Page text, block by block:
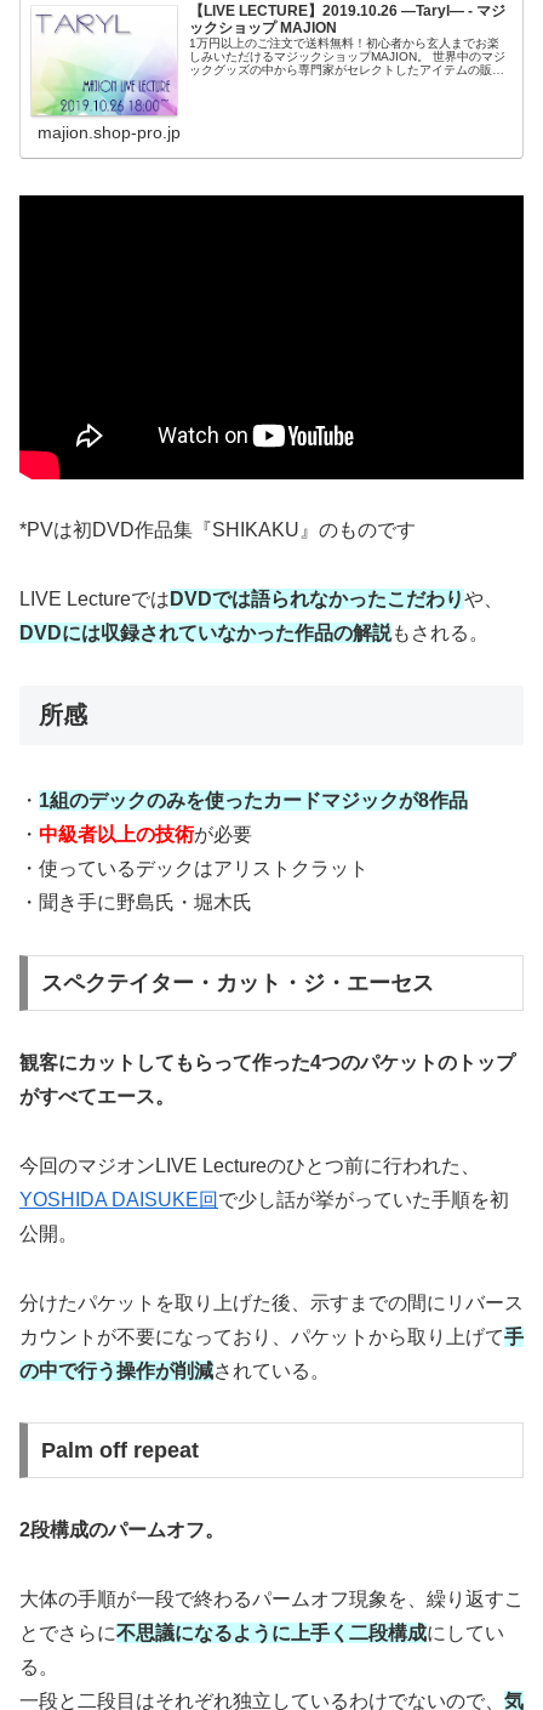
【LIVE LECTURE】2019.10.26 ―Taryl― - マジ
ックショップ MAJION
1万円以上のご注文で送料無料！初心者から玄人までお楽
しみいただけるマジックショップMAJION。 世界中のマジ
ックグッズの中から専門家がセレクトしたアイテムの販売
majion.shop-pro.jp
*PVは初DVD作品集『SHIKAKU』のものです
LIVE Lectureでは DVDでは語られなかったこだわりや、
DVDには収録されていなかった作品の解説もされる。
所感
・ 1組のデックのみを使ったカードマジックが8作品
・ 中級者以上の技術が必要
・使っているデックはアリストクラット
・聞き手に野島氏・堀木氏
スペクテイター・カット・ジ・エーセス
観客にカットしてもらって作った4つのパケットのトップ
がすべてエース。
今回のマジオンLIVE Lectureのひとつ前に行われた、
YOSHIDA DAISUKE回 で少し話が挙がっていた手順を初
公開。
分けたパケットを取り上げた後、示すまでの間にリバース
カウントが不要になっており、パケットから取り上げて手
の中で行う操作が削減されている。
Palm off repeat
2段構成のパームオフ。
大体の手順が一段で終わるパームオフ現象を、繰り返すこ
とでさらに不思議になるように上手く二段構成にしてい
る。
一段と二段目はそれぞれ独立しているわけでないので、 気